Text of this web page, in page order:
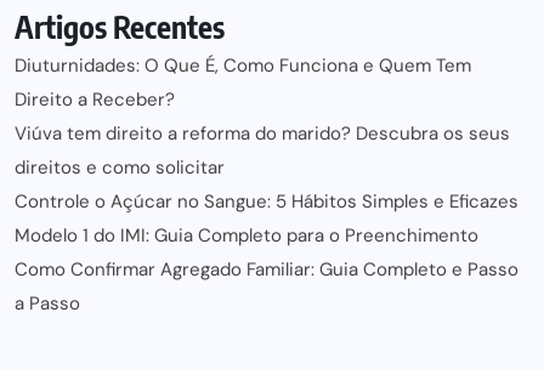
Artigos Recentes
Diuturnidades: O Que É, Como Funciona e Quem Tem
Direito a Receber?
Viúva tem direito a reforma do marido? Descubra os seus
direitos e como solicitar
Controle o Açúcar no Sangue: 5 Hábitos Simples e Eficazes
Modelo 1 do IMI: Guia Completo para o Preenchimento
Como Confirmar Agregado Familiar: Guia Completo e Passo
a Passo